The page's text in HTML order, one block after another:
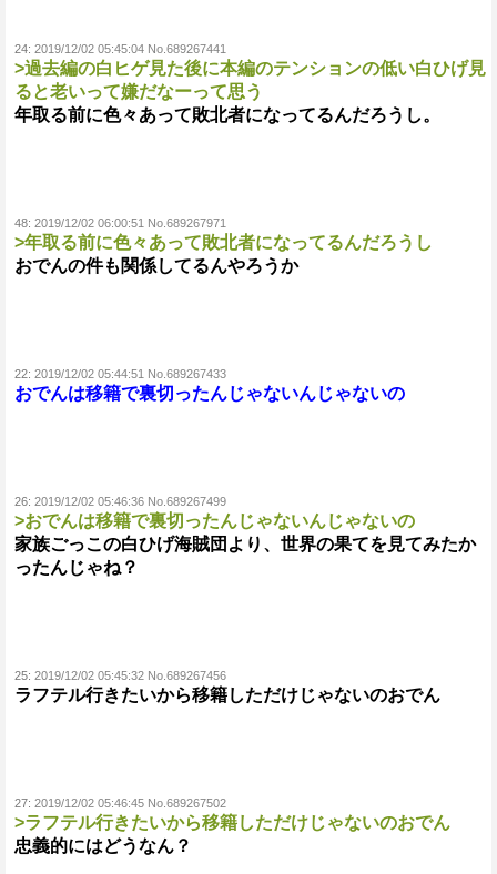
24: 2019/12/02 05:45:04 No.689267441
>過去編の白ヒゲ見た後に本編のテンションの低い白ひげ見
ると老いって嫌だなーって思う
年取る前に色々あって敗北者になってるんだろうし。
48: 2019/12/02 06:00:51 No.689267971
>年取る前に色々あって敗北者になってるんだろうし
おでんの件も関係してるんやろうか
22: 2019/12/02 05:44:51 No.689267433
おでんは移籍で裏切ったんじゃないんじゃないの
26: 2019/12/02 05:46:36 No.689267499
>おでんは移籍で裏切ったんじゃないんじゃないの
家族ごっこの白ひげ海賊団より、世界の果てを見てみたか
ったんじゃね？
25: 2019/12/02 05:45:32 No.689267456
ラフテル行きたいから移籍しただけじゃないのおでん
27: 2019/12/02 05:46:45 No.689267502
>ラフテル行きたいから移籍しただけじゃないのおでん
忠義的にはどうなん？